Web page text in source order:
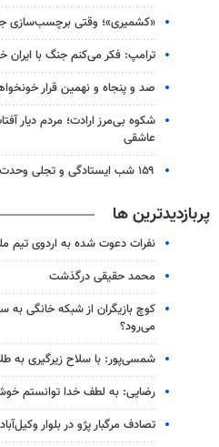
«کشمیری»؛ وقتی برچسب‌سازی
ترامپ: فکر می‌کنم جنگ با ایران
صد و پنجاه و نهمین قرار
شکوه بی‌مرز ارادت؛ مردم دیار
عاشقی
۱۵۹ شب ایستادگی و تجلی وحدت مردم محلات در بیعت با رهبر انقلاب
پربازدیدترین ها
نفرات دعوت شده به اردوی تیم
محمد حقیقی درگذشت
کوچ بازیگران از شبکه خانگی
می‌رود؟
شمسی‌پور: با سلاح زیرگیری به
رضایی: به لطف خدا توانستم
تصادف مرگبار پژو در بلوار